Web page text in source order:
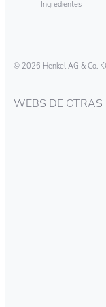
Ingredientes
© 2026 Henkel AG & Co.
WEBS DE